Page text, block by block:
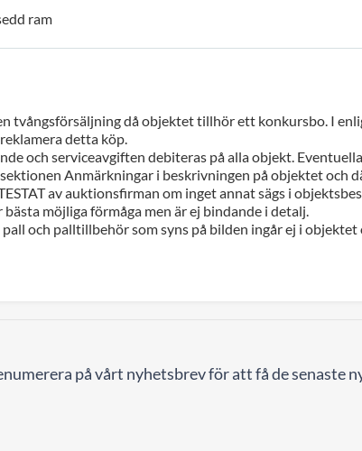
ram
tvångsförsäljning då objektet tillhör ett konkursbo. I
detta köp.
och serviceavgiften debiteras på alla objekt.
Anmärkningar i beskrivningen på objektet och
av auktionsfirman om inget annat sägs i
möjliga förmåga men är ej bindande i detalj.
och palltillbehör som syns på bilden ingår ej i
på vårt nyhetsbrev för att få de senaste